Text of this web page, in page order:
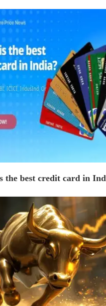
the best credit card in